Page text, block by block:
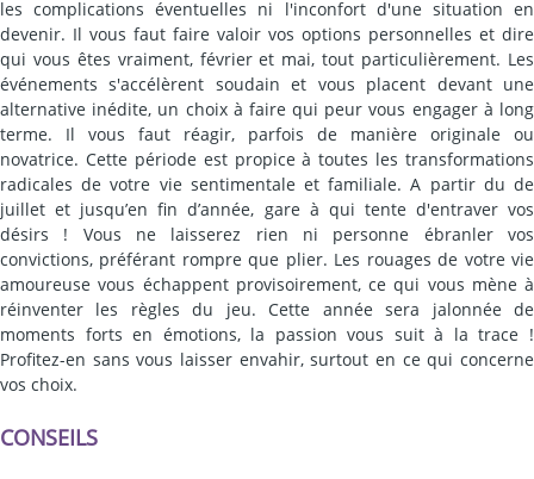
les complications éventuelles ni l'inconfort d'une situation en
devenir. Il vous faut faire valoir vos options personnelles et dire
qui vous êtes vraiment, février et mai, tout particulièrement. Les
événements s'accélèrent soudain et vous placent devant une
alternative inédite, un choix à faire qui peur vous engager à long
terme. Il vous faut réagir, parfois de manière originale ou
novatrice. Cette période est propice à toutes les transformations
radicales de votre vie sentimentale et familiale. A partir du de
juillet et jusqu’en fin d’année, gare à qui tente d'entraver vos
désirs ! Vous ne laisserez rien ni personne ébranler vos
convictions, préférant rompre que plier. Les rouages de votre vie
amoureuse vous échappent provisoirement, ce qui vous mène à
réinventer les règles du jeu. Cette année sera jalonnée de
moments forts en émotions, la passion vous suit à la trace !
Profitez-en sans vous laisser envahir, surtout en ce qui concerne
vos choix.
CONSEILS